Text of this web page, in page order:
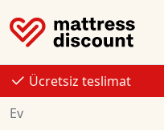
Ücretsiz teslimat
Ev